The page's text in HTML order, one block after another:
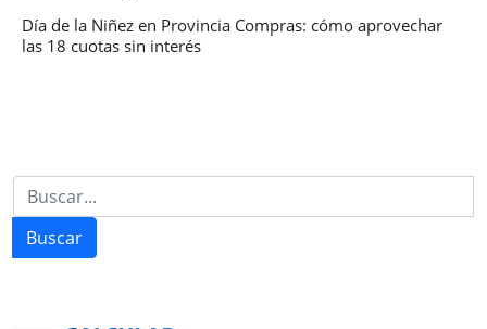
Día de la Niñez en Provincia Compras: cómo aprovechar
las 18 cuotas sin interés
Buscar